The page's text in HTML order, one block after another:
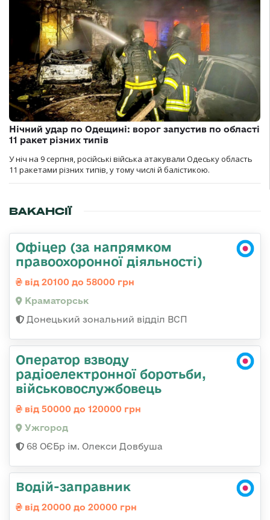
Нічний удар по Одещині: ворог запустив по області
11 ракет різних типів
У ніч на 9 серпня, російські війська атакували Одеську область
11 ракетами різних типів, у тому числі й балістикою.
ВАКАНСІЇ
Офіцер (за напрямком
правоохоронної діяльності)
від 20100 до 58000 грн
Краматорськ
Донецький зональний відділ ВСП
Оператор взводу
радіоелектронної боротьби,
військовослужбовець
від 50000 до 120000 грн
Ужгород
68 ОЄБр ім. Олекси Довбуша
Водій-заправник
від 20000 до 20000 грн